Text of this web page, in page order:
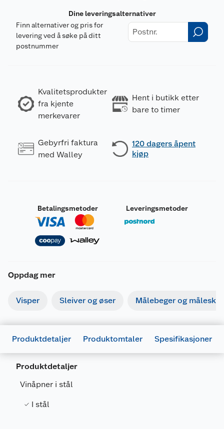
Dine leveringsalternativer
Finn alternativer og pris for
levering ved å søke på ditt
postnummer
Kvalitetsprodukter
fra kjente
merkevarer
Hent i butikk etter
bare to timer
Gebyrfri faktura
med Walley
120 dagers åpent
kjøp
Betalingsmetoder Leveringsmetoder
Oppdag mer
Visper Sleiver og øser Målebeger og måleskje
Produktdetaljer Produktomtaler Spesifikasjoner
Produktdetaljer
Vinåpner i stål
I stål
Generelt
Artikkelnummer
7025180608061
Leverandørens artikkelnummer
Farge
Forpakningsmål